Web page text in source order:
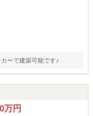
ーで建築可能です♪
万円